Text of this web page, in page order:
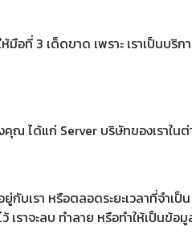
ที่ 3 เด็ดขาด เพราะ เราเป็นบริก
ได้แก่ Server บริษัทของเราในต่
บเรา หรือตลอดระยะเวลาที่จำเป็
ราจะลบ ทำลาย หรือทำให้เป็นข้อ